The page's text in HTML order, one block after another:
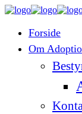
Forside
Om